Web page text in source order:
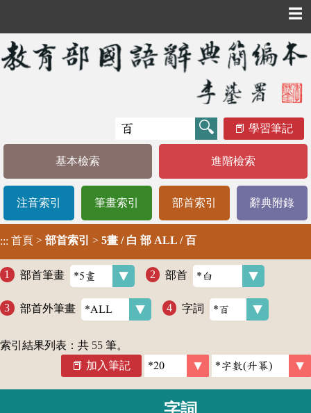
☰
學習筆記
基本檢索 進階檢索
注音索引 筆畫索引 部首索引 辭典附錄
::: 首頁 > 部首索引 > 5畫 / 白 部 ALL / 百
部首筆畫 部首
部首外筆畫 字詞
索引結果列表：共 55 筆。
加入筆記